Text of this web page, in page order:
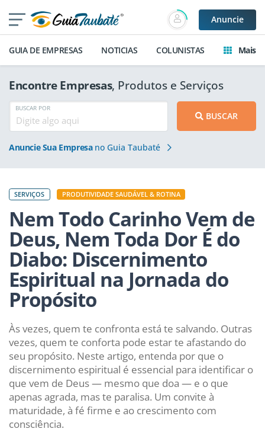
Anuncie
GUIA DE EMPRESAS NOTICIAS COLUNISTAS Mais
Encontre Empresas, Produtos e Serviços
BUSCAR POR
BUSCAR
Anuncie Sua Empresano Guia Taubaté
SERVIÇOS PRODUTIVIDADE SAUDÁVEL & ROTINA
Nem Todo Carinho Vem de
Deus, Nem Toda Dor É do
Diabo: Discernimento
Espiritual na Jornada do
Propósito
Às vezes, quem te confronta está te salvando. Outras
vezes, quem te conforta pode estar te afastando do
seu propósito. Neste artigo, entenda por que o
discernimento espiritual é essencial para identificar o
que vem de Deus — mesmo que doa — e o que
apenas agrada, mas te paralisa. Um convite à
maturidade, à fé firme e ao crescimento com
consciência.